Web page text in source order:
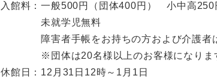
入館料：一般500円（団体400円） 小中高250
未就学児無料
障害者手帳をお持ちの方および介護者
※団体は20名様以上のお客様になりま
休館日：12月31日12時～1月1日